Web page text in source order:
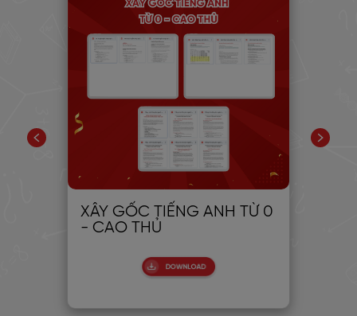
XÂY GỐC TIẾNG ANH TỪ 0
- CAO THỦ